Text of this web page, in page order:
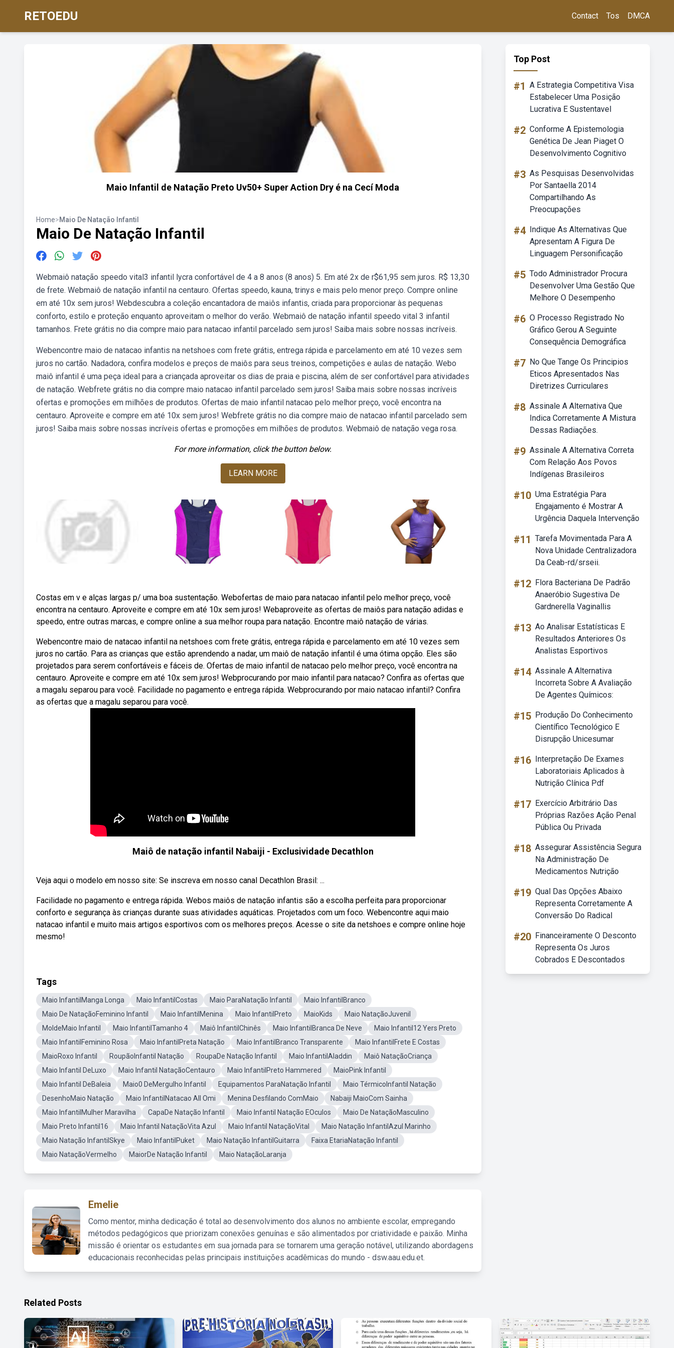
RETOEDU Contact Tos DMCA
Maio Infantil de Natação Preto Uv50+ Super Action Dry é na Cecí Moda
Home>Maio De Natação Infantil
Maio De Natação Infantil
Webmaiô natação speedo vital3 infantil lycra confortável de 4 a 8 anos (8 anos) 5. Em até 2x de r$61,95 sem juros. R$ 13,30
de frete. Webmaiô de natação infantil na centauro. Ofertas speedo, kauna, trinys e mais pelo menor preço. Compre online
em até 10x sem juros! Webdescubra a coleção encantadora de maiôs infantis, criada para proporcionar às pequenas
conforto, estilo e proteção enquanto aproveitam o melhor do verão. Webmaiô de natação infantil speedo vital 3 infantil
tamanhos. Frete grátis no dia compre maio para natacao infantil parcelado sem juros! Saiba mais sobre nossas incríveis.
Webencontre maio de natacao infantis na netshoes com frete grátis, entrega rápida e parcelamento em até 10 vezes sem
juros no cartão. Nadadora, confira modelos e preços de maiôs para seus treinos, competições e aulas de natação. Webo
maiô infantil é uma peça ideal para a criançada aproveitar os dias de praia e piscina, além de ser confortável para atividades
de natação. Webfrete grátis no dia compre maio natacao infantil parcelado sem juros! Saiba mais sobre nossas incríveis
ofertas e promoções em milhões de produtos. Ofertas de maio infantil natacao pelo melhor preço, você encontra na
centauro. Aproveite e compre em até 10x sem juros! Webfrete grátis no dia compre maio de natacao infantil parcelado sem
juros! Saiba mais sobre nossas incríveis ofertas e promoções em milhões de produtos. Webmaiô de natação vega rosa.
For more information, click the button below.
LEARN MORE
Costas em v e alças largas p/ uma boa sustentação. Webofertas de maio para natacao infantil pelo melhor preço, você
encontra na centauro. Aproveite e compre em até 10x sem juros! Webaproveite as ofertas de maiôs para natação adidas e
speedo, entre outras marcas, e compre online a sua melhor roupa para natação. Encontre maiô natação de várias.
Webencontre maio de natacao infantil na netshoes com frete grátis, entrega rápida e parcelamento em até 10 vezes sem
juros no cartão. Para as crianças que estão aprendendo a nadar, um maiô de natação infantil é uma ótima opção. Eles são
projetados para serem confortáveis e fáceis de. Ofertas de maio infantil de natacao pelo melhor preço, você encontra na
centauro. Aproveite e compre em até 10x sem juros! Webprocurando por maio infantil para natacao? Confira as ofertas que
a magalu separou para você. Facilidade no pagamento e entrega rápida. Webprocurando por maio natacao infantil? Confira
as ofertas que a magalu separou para você.
Maiô de natação infantil Nabaiji - Exclusividade Decathlon
Veja aqui o modelo em nosso site: Se inscreva em nosso canal Decathlon Brasil: ...
Facilidade no pagamento e entrega rápida. Webos maiôs de natação infantis são a escolha perfeita para proporcionar
conforto e segurança às crianças durante suas atividades aquáticas. Projetados com um foco. Webencontre aqui maio
natacao infantil e muito mais artigos esportivos com os melhores preços. Acesse o site da netshoes e compre online hoje
mesmo!
Tags
Maio InfantilManga Longa Maio InfantilCostas Maio ParaNatação Infantil
Maio InfantilBranco
Maio De NataçãoFeminino Infantil
Maio InfantilMenina Maio InfantilPreto MaioKids
Maio NataçãoJuvenil
MoldeMaio Infantil
Maio InfantilTamanho 4 Maiô InfantilChinês Maio InfantilBranca De Neve
Maio Infantil12 Yers Preto
Maio InfantilFeminino Rosa
Maio InfantilPreta Natação Maio InfantilBranco Transparente
Maio InfantilFrete E Costas
MaioRoxo Infantil
RoupãoInfantil Natação RoupaDe Natação Infantil Maio InfantilAladdin
Maiô NataçãoCriança
Maio Infantil DeLuxo
Maio Infantil NataçãoCentauro Maio InfantilPreto Hammered
MaioPink Infantil
Maio Infantil DeBaleia
Maio0 DeMergulho Infantil Equipamentos ParaNatação Infantil
Maio TérmicoInfantil Natação
DesenhoMaio Natação
Maio InfantilNatacao All Omi Menina Desfilando ComMaio
Nabaiji MaioCom Sainha
Maio InfantilMulher Maravilha
CapaDe Natação Infantil Maio Infantil Natação EOculos
Maio De NataçãoMasculino
Maio Preto Infantil16
Maio Infantil NataçãoVita Azul Maio Infantil NataçãoVital
Maio Natação InfantilAzul Marinho
Maio Natação InfantilSkye
Maio InfantilPuket Maio Natação InfantilGuitarra
Faixa EtariaNatação Infantil
Maio NataçãoVermelho
MaiorDe Natação Infantil Maio NataçãoLaranja
Emelie
Como mentor, minha dedicação é total ao desenvolvimento dos alunos no ambiente escolar, empregando
métodos pedagógicos que priorizam conexões genuínas e são alimentados por criatividade e paixão. Minha
missão é orientar os estudantes em sua jornada para se tornarem uma geração notável, utilizando abordagens
educacionais reconhecidas pelas principais instituições acadêmicas do mundo - dsw.aau.edu.et.
Top Post
#1 A Estrategia Competitiva Visa
Estabelecer Uma Posição
Lucrativa E Sustentavel
#2 Conforme A Epistemologia
Genética De Jean Piaget O
Desenvolvimento Cognitivo
#3 As Pesquisas Desenvolvidas
Por Santaella 2014
Compartilhando As
Preocupações
#4 Indique As Alternativas Que
Apresentam A Figura De
Linguagem Personificação
#5 Todo Administrador Procura
Desenvolver Uma Gestão Que
Melhore O Desempenho
#6 O Processo Registrado No
Gráfico Gerou A Seguinte
Consequência Demográfica
#7 No Que Tange Os Principios
Eticos Apresentados Nas
Diretrizes Curriculares
#8 Assinale A Alternativa Que
Indica Corretamente A Mistura
Dessas Radiações.
#9 Assinale A Alternativa Correta
Com Relação Aos Povos
Indígenas Brasileiros
#10 Uma Estratégia Para
Engajamento é Mostrar A
Urgência Daquela Intervenção
#11 Tarefa Movimentada Para A
Nova Unidade Centralizadora
Da Ceab-rd/srseii.
#12 Flora Bacteriana De Padrão
Anaeróbio Sugestiva De
Gardnerella Vaginallis
#13 Ao Analisar Estatísticas E
Resultados Anteriores Os
Analistas Esportivos
#14 Assinale A Alternativa
Incorreta Sobre A Avaliação
De Agentes Químicos:
#15 Produção Do Conhecimento
Científico Tecnológico E
Disrupção Unicesumar
#16 Interpretação De Exames
Laboratoriais Aplicados à
Nutrição Clínica Pdf
#17 Exercício Arbitrário Das
Próprias Razões Ação Penal
Pública Ou Privada
#18 Assegurar Assistência Segura
Na Administração De
Medicamentos Nutrição
#19 Qual Das Opções Abaixo
Representa Corretamente A
Conversão Do Radical
#20 Financeiramente O Desconto
Representa Os Juros
Cobrados E Descontados
Related Posts